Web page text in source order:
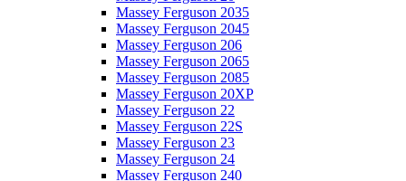
Massey Ferguson 2035
Massey Ferguson 2045
Massey Ferguson 206
Massey Ferguson 2065
Massey Ferguson 2085
Massey Ferguson 20XP
Massey Ferguson 22
Massey Ferguson 22S
Massey Ferguson 23
Massey Ferguson 24
Massey Ferguson 240